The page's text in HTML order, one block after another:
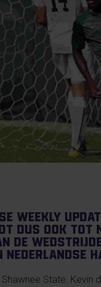
weekly
dus ook tot
de
State. Kevin